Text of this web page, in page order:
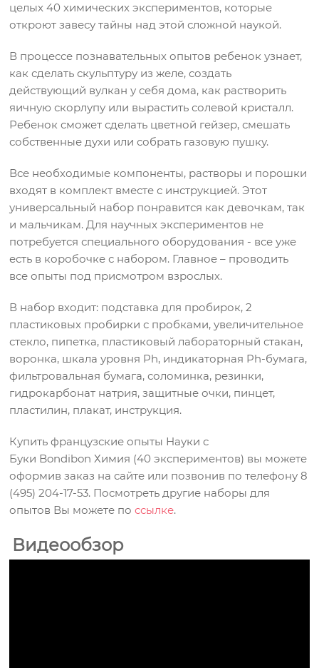
целых 40 химических экспериментов, которые
откроют завесу тайны над этой сложной наукой.
В процессе познавательных опытов ребенок узнает,
как сделать скульптуру из желе, создать
действующий вулкан у себя дома, как растворить
яичную скорлупу или вырастить солевой кристалл.
Ребенок сможет сделать цветной гейзер, смешать
собственные духи или собрать газовую пушку.
Все необходимые компоненты, растворы и порошки
входят в комплект вместе с инструкцией. Этот
универсальный набор понравится как девочкам, так
и мальчикам. Для научных экспериментов не
потребуется специального оборудования - все уже
есть в коробочке с набором. Главное – проводить
все опыты под присмотром взрослых.
В набор входит: подставка для пробирок, 2
пластиковых пробирки с пробками, увеличительное
стекло, пипетка, пластиковый лабораторный стакан,
воронка, шкала уровня Ph, индикаторная Ph-бумага,
фильтровальная бумага, соломинка, резинки,
гидрокарбонат натрия, защитные очки, пинцет,
пластилин, плакат, инструкция.
Купить французскиеопыты Науки с
Буки Bondibon Химия (40 экспериментов) вы можете
оформив заказ на сайте или позвонив по телефону 8
(495) 204-17-53. Посмотреть другие наборы для
опытов Вы можете поссылке.
Видеообзор